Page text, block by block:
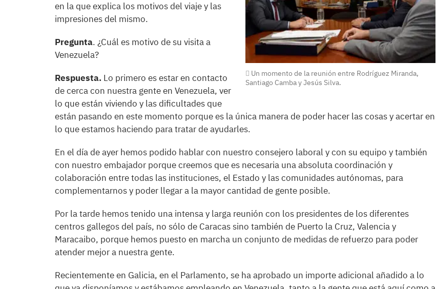
Un momento de la reunión entre Rodríguez Miranda,
Santiago Camba y Jesús Silva.
en la que explica los motivos del viaje y las
impresiones del mismo.
Pregunta. ¿Cuál es motivo de su visita a
Venezuela?
Respuesta. Lo primero es estar en contacto
de cerca con nuestra gente en Venezuela, ver
lo que están viviendo y las dificultades que
están pasando en este momento porque es la única manera de poder hacer las cosas y acertar en
lo que estamos haciendo para tratar de ayudarles.
En el día de ayer hemos podido hablar con nuestro consejero laboral y con su equipo y también
con nuestro embajador porque creemos que es necesaria una absoluta coordinación y
colaboración entre todas las instituciones, el Estado y las comunidades autónomas, para
complementarnos y poder llegar a la mayor cantidad de gente posible.
Por la tarde hemos tenido una intensa y larga reunión con los presidentes de los diferentes
centros gallegos del país, no sólo de Caracas sino también de Puerto la Cruz, Valencia y
Maracaibo, porque hemos puesto en marcha un conjunto de medidas de refuerzo para poder
atender mejor a nuestra gente.
Recientemente en Galicia, en el Parlamento, se ha aprobado un importe adicional añadido a lo